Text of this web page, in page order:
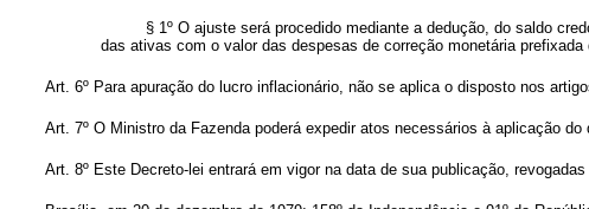
§ 1º O ajuste será procedido mediante a dedução, do saldo
das ativas com o valor das despesas de correção monetária
Art. 6º Para apuração do lucro inflacionário, não se aplica o disposto nos
Art. 7º O Ministro da Fazenda poderá expedir atos necessários à aplicação
Art. 8º Este Decreto-lei entrará em vigor na data de sua publicação,